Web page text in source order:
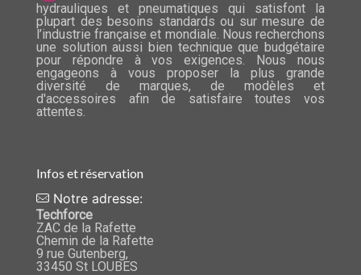
hydrauliques et pneumatiques qui satisfont la
plupart des besoins standards ou sur mesure de
l’industrie française et mondiale. Nous recherchons
une solution aussi bien technique que budgétaire
pour répondre à vos exigences. Nous nous
engageons à vous proposer la plus grande
diversité de marques, de modèles et
d'accessoires afin de satisfaire toutes vos
attentes.
Infos et réservation
Notre adresse:
Techforce
ZAC de la Rafette
Chemin de la Rafette
9 rue Gutenberg,
33450 St LOUBES